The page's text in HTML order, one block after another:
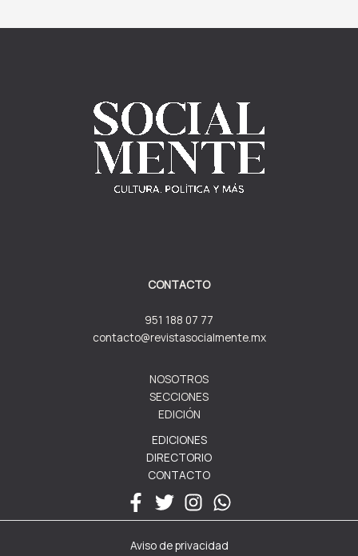
CONTACTO
951 188 07 77
contacto@revistasocialmente.mx
NOSOTROS
SECCIONES
EDICIÓN
EDICIONES
DIRECTORIO
CONTACTO
Aviso de privacidad